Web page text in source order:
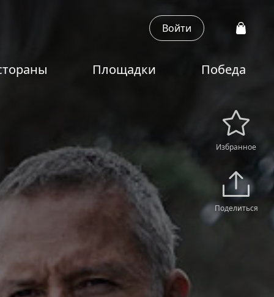
Войти
Площадки Победа
Избранное
Поделиться